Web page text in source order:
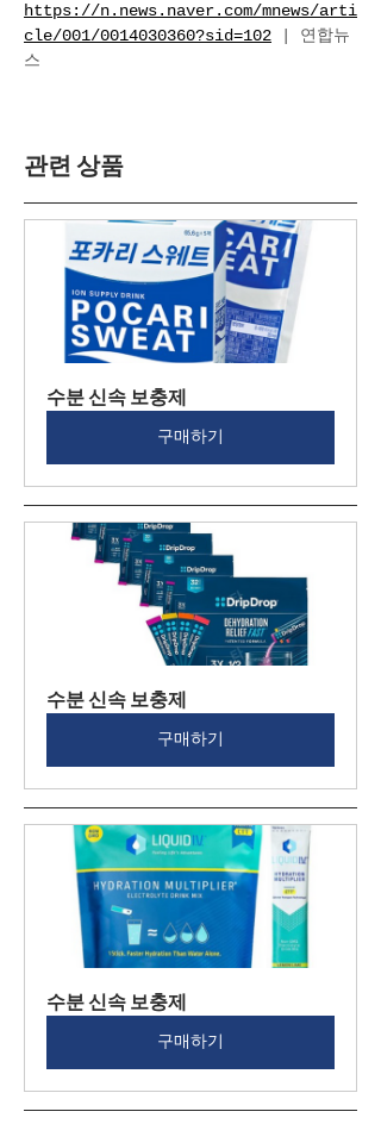
https://n.news.naver.com/mnews/arti
cle/001/0014030360?sid=102 | 연합뉴
스
관련 상품
수분 신속 보충제
구매하기
수분 신속 보충제
구매하기
수분 신속 보충제
구매하기